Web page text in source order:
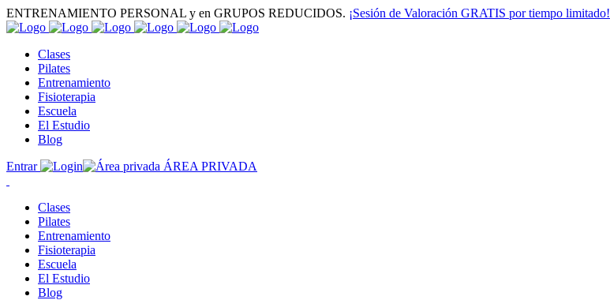
ENTRENAMIENTO PERSONAL y en GRUPOS REDUCIDOS. ¡Sesión de Valoración GRATIS por tiempo limitado!
Clases
Pilates
Entrenamiento
Fisioterapia
Escuela
El Estudio
Blog
Entrar
ÁREA PRIVADA
Clases
Pilates
Entrenamiento
Fisioterapia
Escuela
El Estudio
Blog